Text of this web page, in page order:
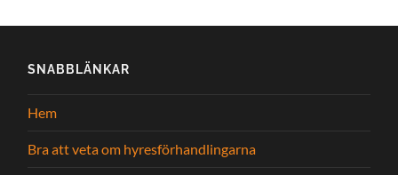
SNABBLÄNKAR
Hem
Bra att veta om hyresförhandlingarna